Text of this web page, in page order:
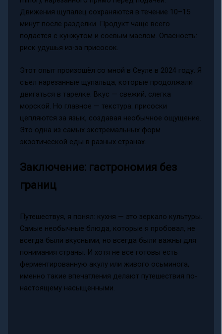
Движения щупалец сохраняются в течение 10–15
минут после разделки. Продукт чаще всего
подается с кунжутом и соевым маслом. Опасность:
риск удушья из-за присосок.
Этот опыт произошёл со мной в Сеуле в 2024 году. Я
съел нарезанные щупальца, которые продолжали
двигаться в тарелке. Вкус — свежий, слегка
морской. Но главное — текстура: присоски
цепляются за язык, создавая необычное ощущение.
Это одна из самых экстремальных форм
экзотической еды в разных странах.
Заключение: гастрономия без
границ
Путешествуя, я понял: кухня — это зеркало культуры.
Самые необычные блюда, которые я пробовал, не
всегда были вкусными, но всегда были важны для
понимания страны. И хотя не все готовы есть
ферментированную акулу или живого осьминога,
именно такие впечатления делают путешествия по-
настоящему насыщенными.